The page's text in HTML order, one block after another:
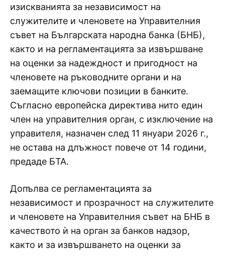
изискванията за независимост на
служителите и членовете на Управителния
съвет на Българската народна банка (БНБ),
както и на регламентацията за извършване
на оценки за надеждност и пригодност на
членовете на ръководните органи и на
заемащите ключови позиции в банките.
Съгласно европейска директива нито един
член на управителния орган, с изключение на
управителя, назначен след 11 януари 2026 г.,
не остава на длъжност повече от 14 години,
предаде БТА.
Допълва се регламентацията за
независимост и прозрачност на служителите
и членовете на Управителния съвет на БНБ в
качеството ѝ на орган за банков надзор,
както и за извършването на оценки за